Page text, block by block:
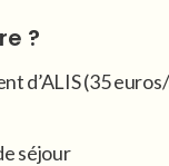
?
d’ALIS (35
séjour